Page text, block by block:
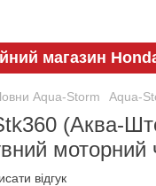
магазин
Aqua-Storm Aqua-
(Аква-
моторний
відгук